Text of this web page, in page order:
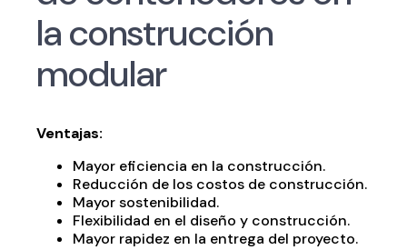
la construcción
modular
Ventajas:
Mayor eficiencia en la construcción.
Reducción de los costos de construcción.
Mayor sostenibilidad.
Flexibilidad en el diseño y construcción.
Mayor rapidez en la entrega del proyecto.